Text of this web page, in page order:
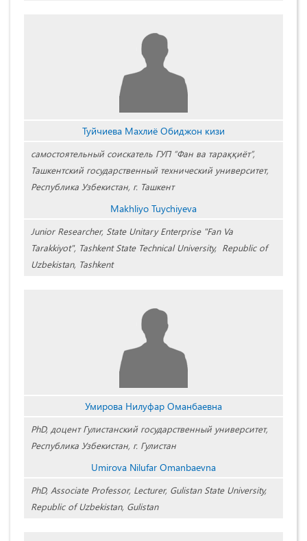
Туйчиева Махлиё Обиджон кизи
самостоятельный соискатель ГУП “Фан ва тараққиёт”,
Ташкентский государственный технический университет,
Республика Узбекистан, г. Ташкент
Makhliyo Tuychiyeva
Junior Researcher, State Unitary Enterprise "Fan Va
Tarakkiyot", Tashkent State Technical University, Republic of
Uzbekistan, Tashkent
Умирова Нилуфар Оманбаевна
PhD, доцент Гулистанский государственный университет,
Республика Узбекистан, г. Гулистан
Umirova Nilufar Omanbaevna
PhD, Associate Professor, Lecturer, Gulistan State University,
Republic of Uzbekistan, Gulistan